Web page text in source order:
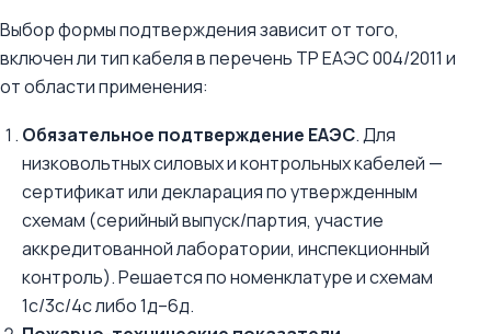
Выбор формы подтверждения зависит от того,
включен ли тип кабеля в перечень ТР ЕАЭС 004/2011 и
от области применения:
Обязательное подтверждение ЕАЭС. Для
низковольтных силовых и контрольных кабелей —
сертификат или декларация по утвержденным
схемам (серийный выпуск/партия, участие
аккредитованной лаборатории, инспекционный
контроль). Решается по номенклатуре и схемам
1с/3с/4с либо 1д–6д.